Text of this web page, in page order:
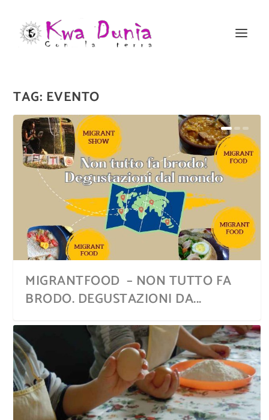
TAG: EVENTO
MIGRANTFOOD – NON TUTTO FA
BRODO. DEGUSTAZIONI DA...